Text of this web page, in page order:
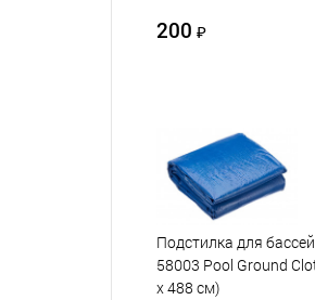
200 ₽
Подстилка для
58003 Pool Ground
х 488 см)